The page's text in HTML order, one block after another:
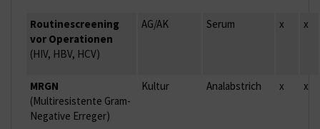
Routinescreening
vor Operationen
(HIV, HBV, HCV)
AG/AK Serum x x
MRGN
(Multiresistente Gram-
Negative Erreger)
Kultur Analabstrich x x